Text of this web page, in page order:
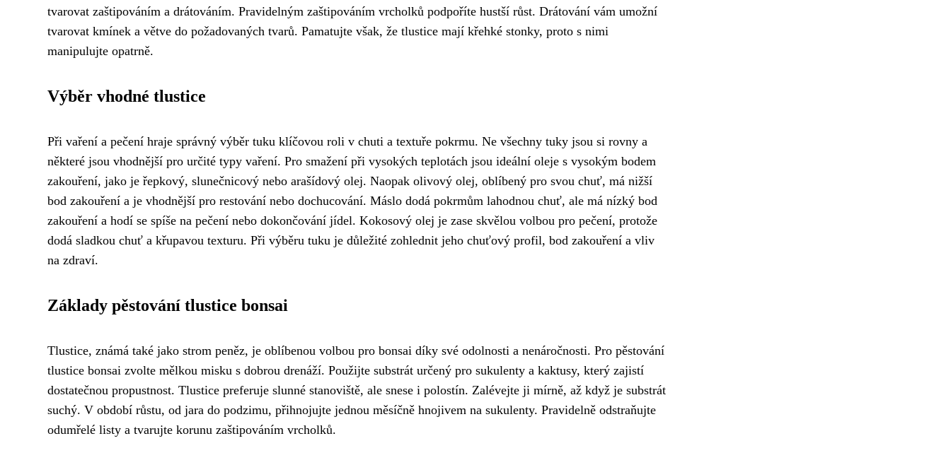
tvarovat zaštipováním a drátováním. Pravidelným zaštipováním vrcholků podpoříte hustší růst. Drátování vám umožní
tvarovat kmínek a větve do požadovaných tvarů. Pamatujte však, že tlustice mají křehké stonky, proto s nimi
manipulujte opatrně.
Výběr vhodné tlustice
Při vaření a pečení hraje správný výběr tuku klíčovou roli v chuti a textuře pokrmu. Ne všechny tuky jsou si rovny a
některé jsou vhodnější pro určité typy vaření. Pro smažení při vysokých teplotách jsou ideální oleje s vysokým bodem
zakouření, jako je řepkový, slunečnicový nebo arašídový olej. Naopak olivový olej, oblíbený pro svou chuť, má nižší
bod zakouření a je vhodnější pro restování nebo dochucování. Máslo dodá pokrmům lahodnou chuť, ale má nízký bod
zakouření a hodí se spíše na pečení nebo dokončování jídel. Kokosový olej je zase skvělou volbou pro pečení, protože
dodá sladkou chuť a křupavou texturu. Při výběru tuku je důležité zohlednit jeho chuťový profil, bod zakouření a vliv
na zdraví.
Základy pěstování tlustice bonsai
Tlustice, známá také jako strom peněz, je oblíbenou volbou pro bonsai díky své odolnosti a nenáročnosti. Pro pěstování
tlustice bonsai zvolte mělkou misku s dobrou drenáží. Použijte substrát určený pro sukulenty a kaktusy, který zajistí
dostatečnou propustnost. Tlustice preferuje slunné stanoviště, ale snese i polostín. Zalévejte ji mírně, až když je substrát
suchý. V období růstu, od jara do podzimu, přihnojujte jednou měsíčně hnojivem na sukulenty. Pravidelně odstraňujte
odumřelé listy a tvarujte korunu zaštipováním vrcholků.